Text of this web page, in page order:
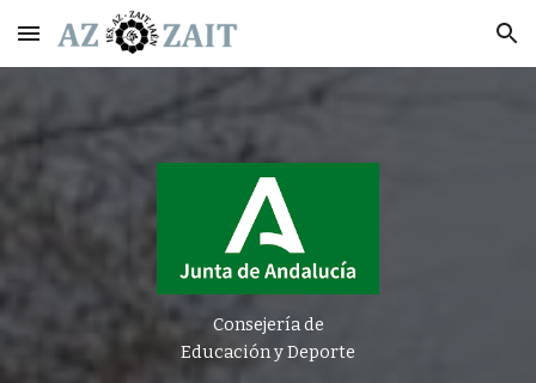
Skip to main content Skip to navigation
Consejería de
Educación y Deporte